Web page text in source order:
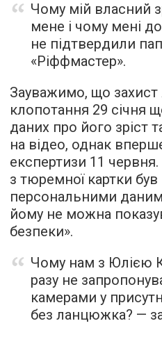
Чому мій власний
мене і чому мені
не підтвердили
«Ріффмастер».
Зауважимо, що
клопотання 29 січня
даних про його зріст
на відео, однак
експертизи 11
з тюремної картки
персональними
йому не можна
безпеки».
Чому нам з Юлією
разу не
камерами у
без ланцюжка? —